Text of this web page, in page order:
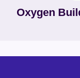
Oxygen